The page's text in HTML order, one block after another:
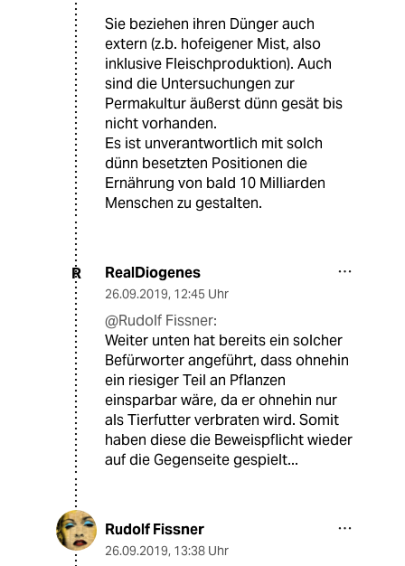
Sie beziehen ihren Dünger auch
extern (z.b. hofeigener Mist, also
inklusive Fleischproduktion). Auch
sind die Untersuchungen zur
Permakultur äußerst dünn gesät bis
nicht vorhanden.
Es ist unverantwortlich mit solch
dünn besetzten Positionen die
Ernährung von bald 10 Milliarden
Menschen zu gestalten.
R RealDiogenes
26.09.2019, 12:45 Uhr
@Rudolf Fissner:
Weiter unten hat bereits ein solcher
Befürworter angeführt, dass ohnehin
ein riesiger Teil an Pflanzen
einsparbar wäre, da er ohnehin nur
als Tierfutter verbraten wird. Somit
haben diese die Beweispflicht wieder
auf die Gegenseite gespielt...
Rudolf Fissner
26.09.2019, 13:38 Uhr